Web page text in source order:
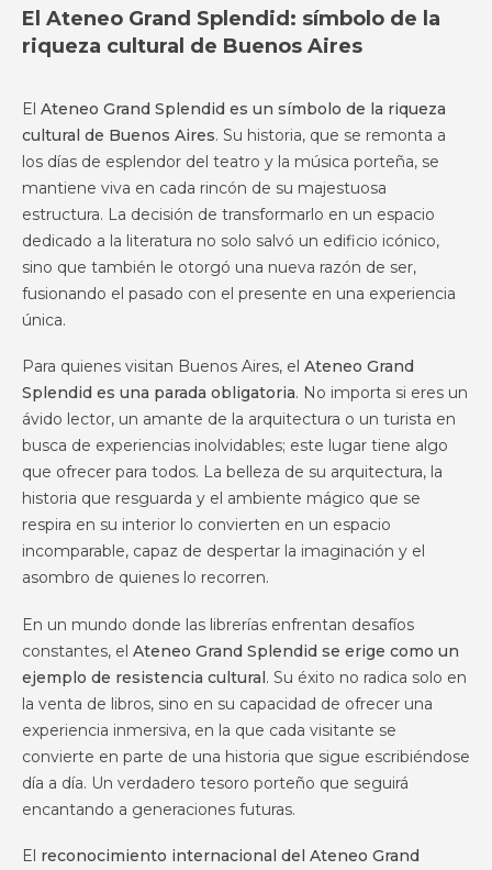
El Ateneo Grand Splendid: símbolo de la
riqueza cultural de Buenos Aires
El Ateneo Grand Splendid es un símbolo de la riqueza
cultural de Buenos Aires. Su historia, que se remonta a
los días de esplendor del teatro y la música porteña, se
mantiene viva en cada rincón de su majestuosa
estructura. La decisión de transformarlo en un espacio
dedicado a la literatura no solo salvó un edificio icónico,
sino que también le otorgó una nueva razón de ser,
fusionando el pasado con el presente en una experiencia
única.
Para quienes visitan Buenos Aires, el Ateneo Grand
Splendid es una parada obligatoria. No importa si eres un
ávido lector, un amante de la arquitectura o un turista en
busca de experiencias inolvidables; este lugar tiene algo
que ofrecer para todos. La belleza de su arquitectura, la
historia que resguarda y el ambiente mágico que se
respira en su interior lo convierten en un espacio
incomparable, capaz de despertar la imaginación y el
asombro de quienes lo recorren.
En un mundo donde las librerías enfrentan desafíos
constantes, el Ateneo Grand Splendid se erige como un
ejemplo de resistencia cultural. Su éxito no radica solo en
la venta de libros, sino en su capacidad de ofrecer una
experiencia inmersiva, en la que cada visitante se
convierte en parte de una historia que sigue escribiéndose
día a día. Un verdadero tesoro porteño que seguirá
encantando a generaciones futuras.
El reconocimiento internacional del Ateneo Grand